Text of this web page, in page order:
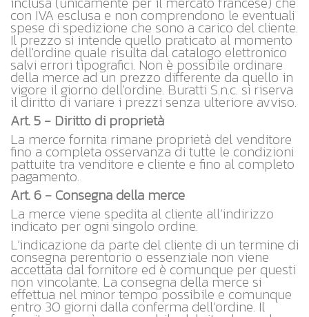
con IVA esclusa e non comprendono le eventuali
spese di spedizione che sono a carico del cliente.
Il prezzo si intende quello praticato al momento
dell'ordine quale risulta dal catalogo elettronico
salvi errori tipografici. Non è possibile ordinare
della merce ad un prezzo differente da quello in
vigore il giorno dell'ordine. Buratti S.n.c. si riserva
il diritto di variare i prezzi senza ulteriore avviso.
Art. 5 - Diritto di proprietà
La merce fornita rimane proprietà del venditore
fino a completa osservanza di tutte le condizioni
pattuite tra venditore e cliente e fino al completo
pagamento.
Art. 6 - Consegna della merce
La merce viene spedita al cliente all’indirizzo
indicato per ogni singolo ordine.
L’indicazione da parte del cliente di un termine di
consegna perentorio o essenziale non viene
accettata dal fornitore ed è comunque per questi
non vincolante. La consegna della merce si
effettua nel minor tempo possibile e comunque
entro 30 giorni dalla conferma dell’ordine. Il